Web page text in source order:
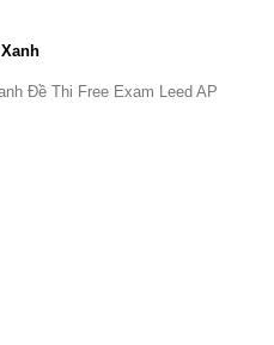
Đề Thi Free Exam Leed AP